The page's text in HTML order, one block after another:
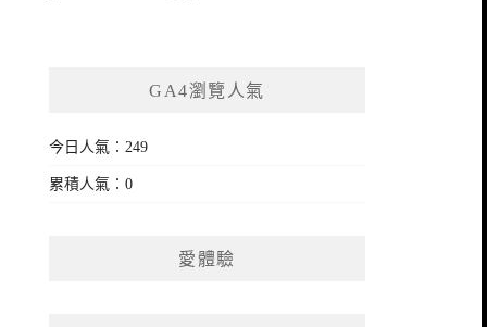
GA4瀏覽人氣
今日人氣：249
累積人氣：0
愛體驗